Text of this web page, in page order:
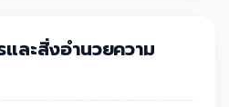
ละสิ่งอำนวยความ